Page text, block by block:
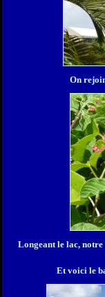
On
Longeant le lac,
Et voici le